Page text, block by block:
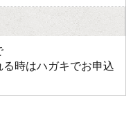
時はハガキでお申込